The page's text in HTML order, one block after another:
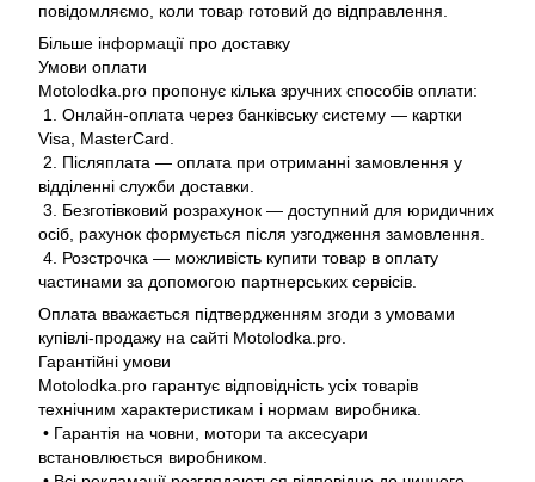
повідомляємо, коли товар готовий до відправлення.
Більше інформації про доставку
Умови оплати
Motolodka.pro пропонує кілька зручних способів оплати:
1. Онлайн-оплата через банківську систему — картки
Visa, MasterCard.
2. Післяплата — оплата при отриманні замовлення у
відділенні служби доставки.
3. Безготівковий розрахунок — доступний для юридичних
осіб, рахунок формується після узгодження замовлення.
4. Розстрочка — можливість купити товар в оплату
частинами за допомогою партнерських сервісів.
Оплата вважається підтвердженням згоди з умовами
купівлі-продажу на сайті Motolodka.pro.
Гарантійні умови
Motolodka.pro гарантує відповідність усіх товарів
технічним характеристикам і нормам виробника.
• Гарантія на човни, мотори та аксесуари
встановлюється виробником.